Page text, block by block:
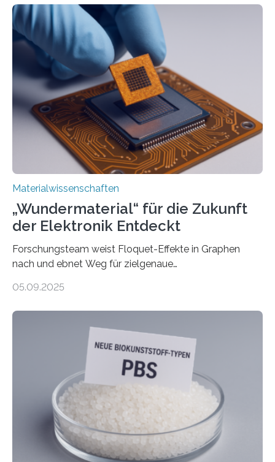
Forschung, die erfolgreich leistungsstarkes,
langwelliges Licht auf die Nanoskala komprimiert,
könnte Fortschritte in der Terahertz-Optik und bei
optoelektronischen Geräten ermöglichen, geleitet von
Vanderbilt und dem Fritz-Haber-Institut Josh Caldwell,
Professor für Maschinenbau und Direktor des
interdisziplinären Graduiertenprogramms für
Materialwissenschaften an der Vanderbilt University,
und Alexander Paarmann vom Fritz-Haber-Institut
leiteten ein internationales Forschungsprojekt, das…
Materialwissenschaften
„Wundermaterial“ für die Zukunft
der Elektronik Entdeckt
Forschungsteam weist Floquet-Effekte in Graphen
nach und ebnet Weg für zielgenaue
– nur eine Atomlage dick, aber extrem leitfähig und
Sensoren, leistungsstarken Batterien und effizienten
Solarzellen. Eine neue Studie hebt das Potenzial nun
noch auf ein neues Level: Zum ersten Mal haben
Forschende an der Universität Göttingen gemeinsam
mit Kollegen aus Braunschweig, Bremen und der
Schweiz direkt beobachtet, wie in Graphen…
05.09.2025